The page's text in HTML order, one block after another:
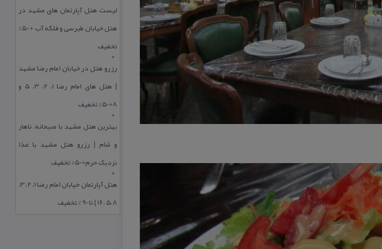
لیست هتل آپارتمان های مشهد در
هتل خیابان طبرسی و فلکه آب + 50%
تخفیف
رزرو هتل در خیابان امام رضا مشهد
| هتل‌ های امام رضا 1، 2، 3، 5 و
8+50% تخفیف
بهترین هتل مشهد با صبحانه، ناهار
و شام | رزرو هتل مشهد با غذا
نزدیک حرم+50% تخفیف
هتل آپارتمان خیابان امام رضا 1، 2، 3،
5،8 ،16 | تا 90 % تخفیف